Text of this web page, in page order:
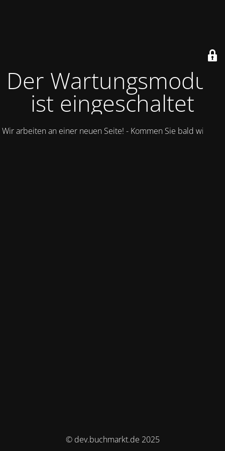
Der Wartungsmodus
ist eingeschaltet
Wir arbeiten an einer neuen Seite! - Kommen Sie bald wieder.
© dev.buchmarkt.de 2025